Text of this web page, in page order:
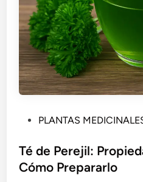
b
l
PLANTAS
Té de Perejil:
Cómo Prepararlo